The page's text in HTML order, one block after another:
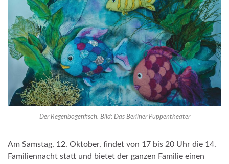
Der Regenbogenfisch. Bild: Das Berliner Puppentheater
Am Samstag, 12. Oktober, findet von 17 bis 20 Uhr die 14.
Familiennacht statt und bietet der ganzen Familie einen